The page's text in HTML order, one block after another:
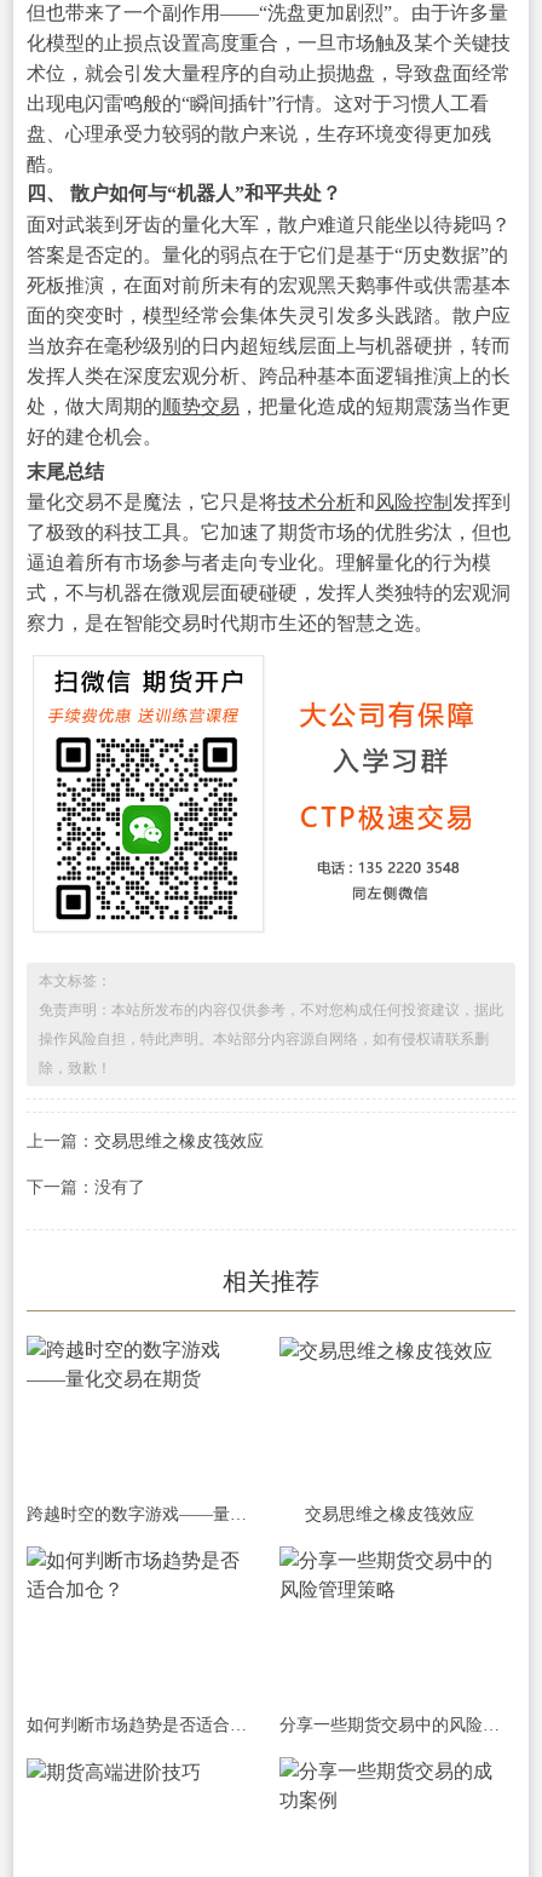
但也带来了一个副作用——“洗盘更加剧烈”。由于许多量
化模型的止损点设置高度重合，一旦市场触及某个关键技
术位，就会引发大量程序的自动止损抛盘，导致盘面经常
出现电闪雷鸣般的“瞬间插针”行情。这对于习惯人工看
盘、心理承受力较弱的散户来说，生存环境变得更加残
酷。
四、 散户如何与“机器人”和平共处？
面对武装到牙齿的量化大军，散户难道只能坐以待毙吗？
答案是否定的。量化的弱点在于它们是基于“历史数据”的
死板推演，在面对前所未有的宏观黑天鹅事件或供需基本
面的突变时，模型经常会集体失灵引发多头践踏。散户应
当放弃在毫秒级别的日内超短线层面上与机器硬拼，转而
发挥人类在深度宏观分析、跨品种基本面逻辑推演上的长
处，做大周期的顺势交易 ，把量化造成的短期震荡当作更
好的建仓机会。
末尾总结
量化交易不是魔法，它只是将技术分析和风险控制 发挥到
了极致的科技工具。它加速了期货市场的优胜劣汰，但也
逼迫着所有市场参与者走向专业化。理解量化的行为模
式，不与机器在微观层面硬碰硬，发挥人类独特的宏观洞
察力，是在智能交易时代期市生还的智慧之选。
本文标签：
免责声明：本站所发布的内容仅供参考，不对您构成任何投资建议，据此
操作风险自担，特此声明。本站部分内容源自网络，如有侵权请联系删
除，致歉！
上一篇： 交易思维之橡皮筏效应
下一篇：没有了
相关推荐
跨越时空的数字游戏——量化交易在期货 交易思维之橡皮筏效应
如何判断市场趋势是否适合加仓？ 分享一些期货交易中的风险管理策略